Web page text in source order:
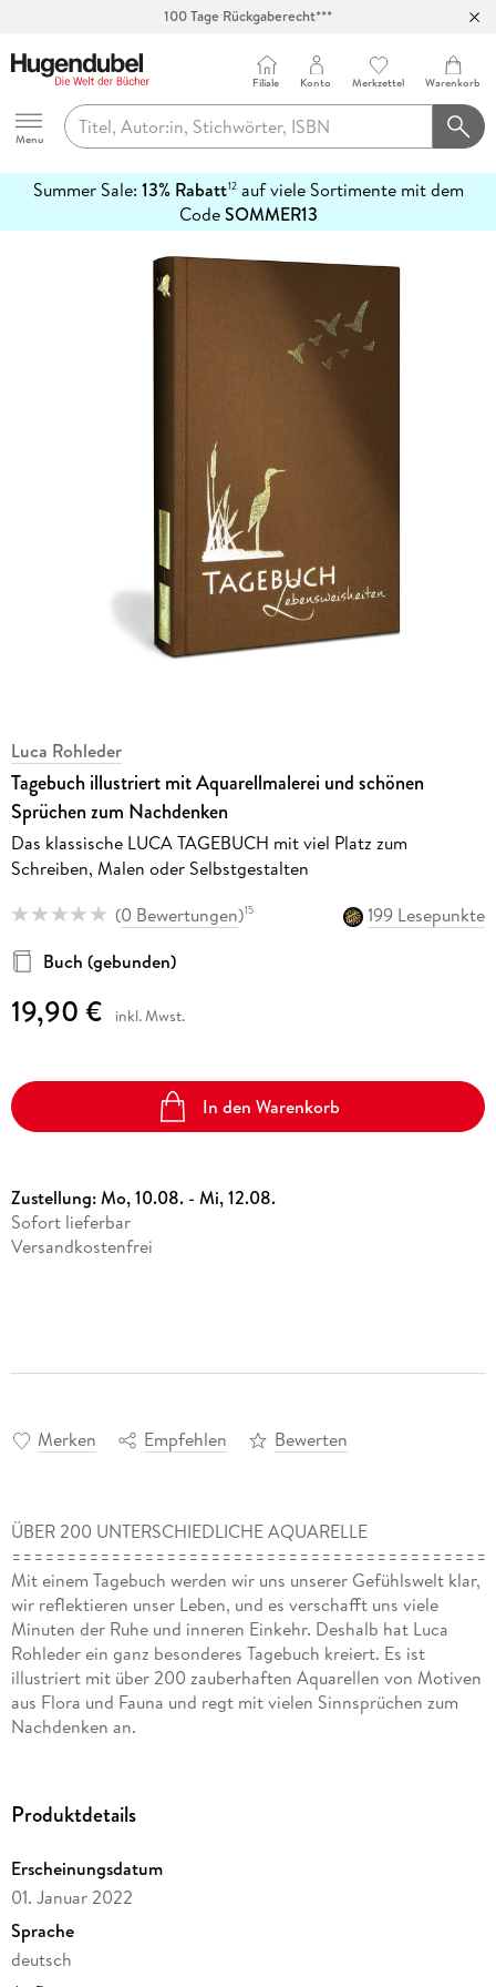
100 Tage Rückgaberecht***
Hugendubel
Menu
Filiale Konto Merkzettel Warenkorb
Summer Sale: 13% Rabatt12auf viele Sortimente mit dem
CodeSOMMER13
erfahren
Luca Rohleder
Tagebuch illustriert mit Aquarellmalerei und schönen
Sprüchen zum Nachdenken
Das klassische LUCA TAGEBUCH mit viel Platz zum
Schreiben, Malen oder Selbstgestalten
(0 Bewertungen)15
199 Lesepunkte
Buch (gebunden)
19,90 € inkl. Mwst.
In den Warenkorb
Zustellung:Mo, 10.08. - Mi, 12.08.
Sofort lieferbar
Versandkostenfrei
Merken Empfehlen Bewerten
ÜBER 200 UNTERSCHIEDLICHE AQUARELLE
Mit einem Tagebuch werden wir uns unserer Gefühlswelt klar,
wir reflektieren unser Leben, und es verschafft uns viele
Minuten der Ruhe und inneren Einkehr. Deshalb hat Luca
Rohleder ein ganz besonderes Tagebuch kreiert. Es ist
illustriert mit über 200 zauberhaften Aquarellen von Motiven
aus Flora und Fauna und regt mit vielen Sinnsprüchen zum
Nachdenken an.
Lebensweisheiten wird das Führen dieses LUCA TAGEBUCHs
für jeden Lebensabschnitt ein kleines Kunstwerk über die
eigene Existenz ein Tagebuch, das man auch noch nach
Jahren gern in die Hand nehmen wird, um sich an der
einzigartigen Komposition von niedergeschriebenen
Gedanken und gestalterischer Schönheit zu erfreuen.
Produktdetails
Erscheinungsdatum
01. Januar 2022
Sprache
deutsch